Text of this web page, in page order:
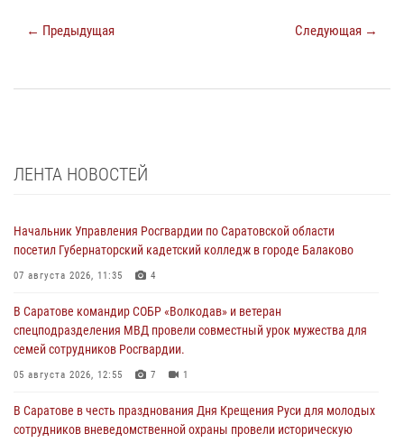
← Предыдущая Следующая →
ЛЕНТА НОВОСТЕЙ
Начальник Управления Росгвардии по Саратовской области
посетил Губернаторский кадетский колледж в городе Балаково
07 августа 2026, 11:35 4
В Саратове командир СОБР «Волкодав» и ветеран
спецподразделения МВД провели совместный урок мужества для
семей сотрудников Росгвардии.
05 августа 2026, 12:55 7 1
В Саратове в честь празднования Дня Крещения Руси для молодых
сотрудников вневедомственной охраны провели историческую